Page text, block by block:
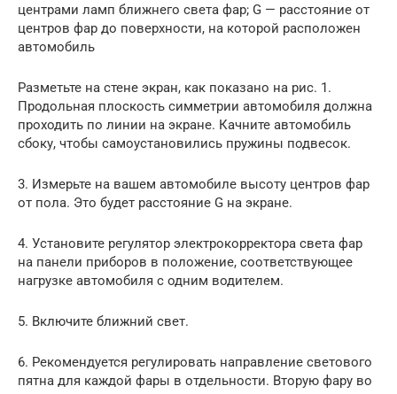
центрами ламп ближнего света фар; G — расстояние от
центров фар до поверхности, на которой расположен
автомобиль
Разметьте на стене экран, как показано на рис. 1.
Продольная плоскость симметрии автомобиля должна
проходить по линии на экране. Качните автомобиль
сбоку, чтобы самоустановились пружины подвесок.
3. Измерьте на вашем автомобиле высоту центров фар
от пола. Это будет расстояние G на экране.
4. Установите регулятор электрокорректора света фар
на панели приборов в положение, соответствующее
нагрузке автомобиля с одним водителем.
5. Включите ближний свет.
6. Рекомендуется регулировать направление светового
пятна для каждой фары в отдельности. Вторую фару во